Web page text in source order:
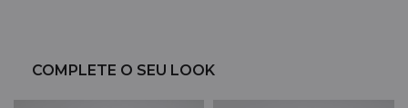
COMPLETE O SEU LOOK